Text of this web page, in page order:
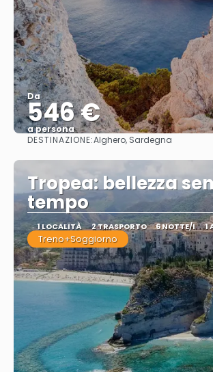
Da
546 €
a persona
Vedere
DESTINAZIONE:Alghero, Sardegna
Tropea: bellezza
tempo
1 LOCALITÀ 2 TRASPORTO 6 NOTTE/I 1
Treno+Soggiorno